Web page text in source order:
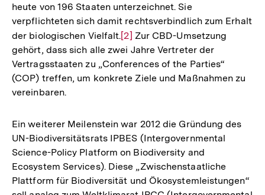
heute von 196 Staaten unterzeichnet. Sie
verpflichteten sich damit rechtsverbindlich zum Erhalt
der biologischen Vielfalt.Zur
Auflösung
der
Fußnote
[2] Zur CBD-Umsetzung
gehört, dass sich alle zwei Jahre Vertreter der
Vertragsstaaten zu „Conferences of the Parties“
(COP) treffen, um konkrete Ziele und Maßnahmen zu
vereinbaren.
Ein weiterer Meilenstein war 2012 die Gründung des
UN-Biodiversitätsrats IPBES (Intergovernmental
Science-Policy Platform on Biodiversity and
Ecosystem Services). Diese „Zwischenstaatliche
Plattform für Biodiversität und Ökosystemleistungen“